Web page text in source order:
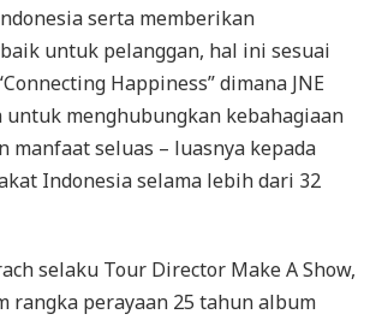
serta memberikan
untuk pelanggan, hal ini sesuai
Happiness” dimana JNE
untuk menghubungkan kebahagiaan
manfaat seluas – luasnya kepada
Indonesia selama lebih dari 32
selaku Tour Director Make A Show,
rangka perayaan 25 tahun album